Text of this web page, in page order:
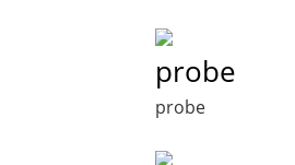
probe
probe